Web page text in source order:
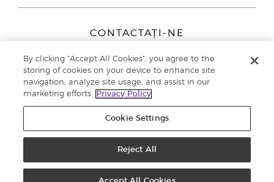
CONTACTAȚI-NE
Peizerweg 97
9727 AJ Groningen
Netherlands
Înscriere Brand Partners0800 890113
Politica de confidențialitate
By clicking “Accept All Cookies”, you agree to the
storing of cookies on your device to enhance site
navigation, analyze site usage, and assist in our
marketing efforts.
Privacy Policy
Cookie Settings
Reject All